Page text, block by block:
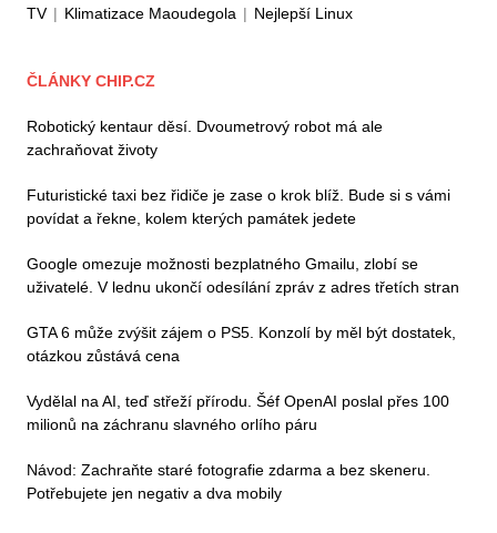
TV | Klimatizace Maoudegola | Nejlepší Linux
ČLÁNKY CHIP.CZ
Robotický kentaur děsí. Dvoumetrový robot má ale
zachraňovat životy
Futuristické taxi bez řidiče je zase o krok blíž. Bude si s vámi
povídat a řekne, kolem kterých památek jedete
Google omezuje možnosti bezplatného Gmailu, zlobí se
uživatelé. V lednu ukončí odesílání zpráv z adres třetích stran
GTA 6 může zvýšit zájem o PS5. Konzolí by měl být dostatek,
otázkou zůstává cena
Vydělal na AI, teď střeží přírodu. Šéf OpenAI poslal přes 100
milionů na záchranu slavného orlího páru
Návod: Zachraňte staré fotografie zdarma a bez skeneru.
Potřebujete jen negativ a dva mobily